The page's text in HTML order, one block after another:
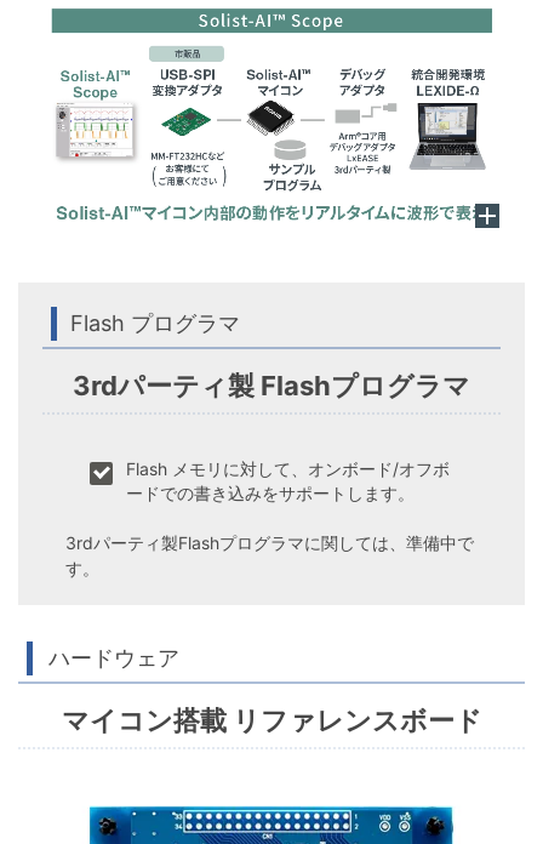
Flash プログラマ
3rdパーティ製 Flashプログラマ
Flash メモリに対して、オンボード/オフボ
ードでの書き込みをサポートします。
3rdパーティ製Flashプログラマに関しては、準備中で
す。
ハードウェア
マイコン搭載 リファレンスボード